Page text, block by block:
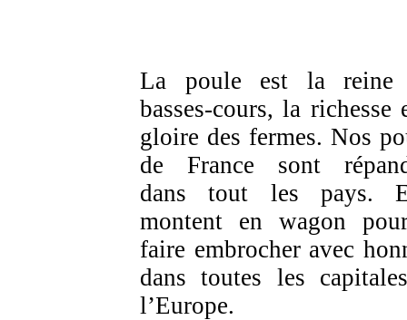
La poule est la reine
basses-cours, la richesse
gloire des fermes. Nos
de France sont
dans tout les pays.
montent en wagon
faire embrocher avec
dans toutes les
l’Europe.